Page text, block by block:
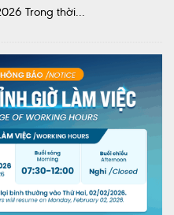
Trong thời...